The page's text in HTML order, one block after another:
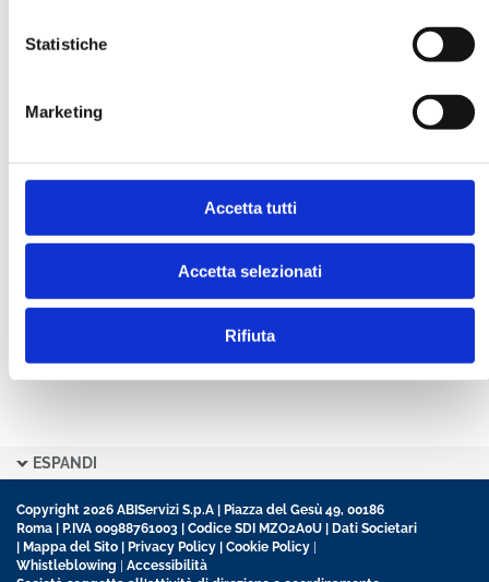
Statistiche
Marketing
Accetta tutti
Accetta selezionati
Rifiuta
Ho letto e accetto l’informativa sulla
Ho preso visione delleCondizioni Generalidi
contratto disciplinanti il sito
ESPANDI
Copyright 2026 ABIServizi S.p.A | Piazza del Gesù 49, 00186
Roma | P.IVA 00988761003 | Codice SDI MZO2A0U | Dati Societari
| Mappa del Sito | Privacy Policy | Cookie Policy |
Whistleblowing | Accessibilità